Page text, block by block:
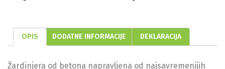
OPIS DODATNE INFORMACIJE DEKLARACIJA
Žardinjera od betona napravljena od najsavremenijih